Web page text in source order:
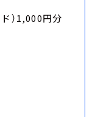
）1,000円分